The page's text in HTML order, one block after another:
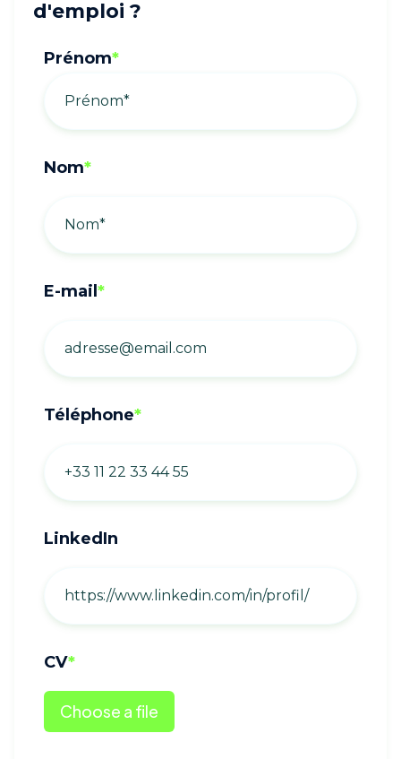
d'emploi ?
Prénom*
Nom*
E-mail *
Téléphone*
LinkedIn
CV*
Choose a file